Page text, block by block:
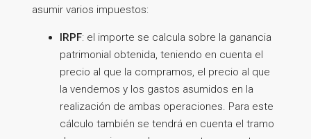
asumir varios impuestos:
IRPF: el importe se calcula sobre la ganancia
patrimonial obtenida, teniendo en cuenta el
precio al que la compramos, el precio al que
la vendemos y los gastos asumidos en la
realización de ambas operaciones. Para este
cálculo también se tendrá en cuenta el tramo